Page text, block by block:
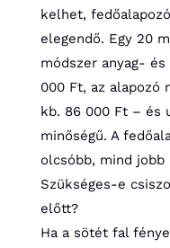
kelhet,
elegendő. Egy 20
módszer anyag-
000 Ft, az alapozó
kb. 86 000 Ft – és
minőségű. A
olcsóbb, mind jobb
Szükséges-e
előtt?
Ha a sötét fal